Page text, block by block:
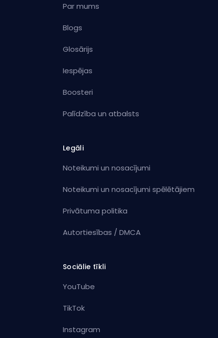
Par mums
Blogs
Glosārijs
Iespējas
Boosteri
Palīdzība un atbalsts
Legāli
Noteikumi un nosacījumi
Noteikumi un nosacījumi spēlētājiem
Privātuma politika
Autortiesības / DMCA
Sociālie tīkli
YouTube
TikTok
Instagram